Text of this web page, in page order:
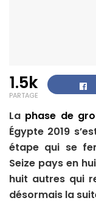
1.5k
PARTAGE
La phase de
Égypte 2019
étape qui se
Seize pays en
huit autres qui
désormais la